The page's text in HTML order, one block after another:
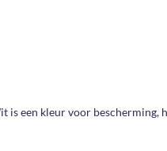
is een kleur voor bescherming,